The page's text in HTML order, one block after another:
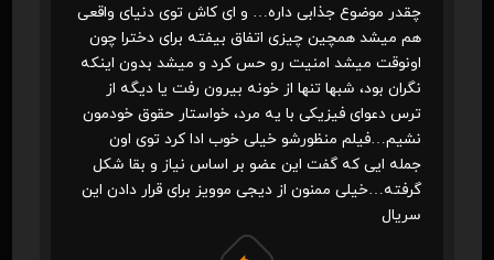
چقدر موضوع جذابی داره… و ای کاش توی دنیای واقعی
هم میشد همچین چیزی اتفاق بیفته برای دخترا چون
اونوقت میشد امنیت رو حس کرد و میشد بدون اینکه
نگران بود، شبها تنها از خونه بیرون رفت یا دیگه از
ترس دعوای فیزیکی با یه مرد، خواستار حقوق خودمون
نشیم…فیلم منظورشو خیلی خوب ادا کرد توی اون
جمله ایی که گفت این عضو بر اساس نیاز و بقا شکل
گرفته…خیلی ممنون از دیجی موویز برای قرار دادن این
سریال